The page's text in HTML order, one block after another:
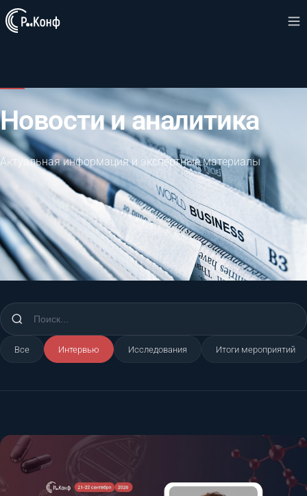
Новости и аналитика
Актуальная информация и экспертные материалы
Все Интервью Исследования Итоги мероприятий